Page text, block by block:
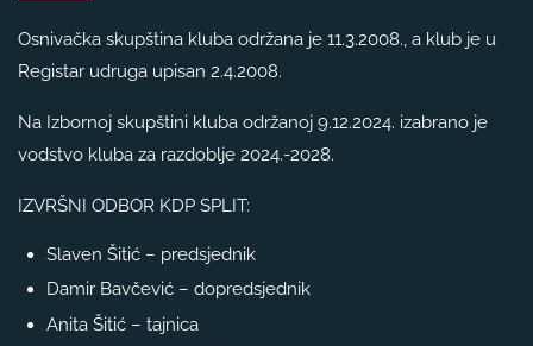
Osnivačka skupština kluba održana je 11.3.2008., a klub je u
Registar udruga upisan 2.4.2008.
Na Izbornoj skupštini kluba održanoj 9.12.2024. izabrano je
vodstvo kluba za razdoblje 2024.-2028.
IZVRŠNI ODBOR KDP SPLIT:
Slaven Šitić – predsjednik
Damir Bavčević – dopredsjednik
Anita Šitić – tajnica